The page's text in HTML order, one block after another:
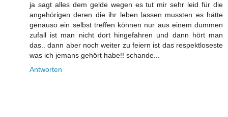
ja sagt alles dem gelde wegen es tut mir sehr leid für die
angehörigen deren die ihr leben lassen mussten es hätte
genauso ein selbst treffen können nur aus einem dummen
zufall ist man nicht dort hingefahren und dann hört man
das.. dann aber noch weiter zu feiern ist das respektloseste
was ich jemans gehört habe!! schande...
Antworten